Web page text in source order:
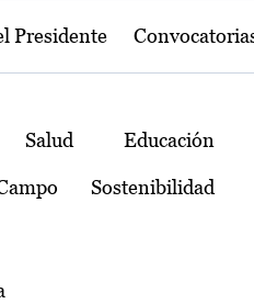
Presidente
Salud Educación
Sostenibilidad